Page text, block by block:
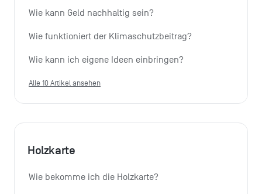
Wie kann Geld nachhaltig sein?
Wie funktioniert der Klimaschutzbeitrag?
Wie kann ich eigene Ideen einbringen?
Alle 10 Artikel ansehen
Holzkarte
Wie bekomme ich die Holzkarte?